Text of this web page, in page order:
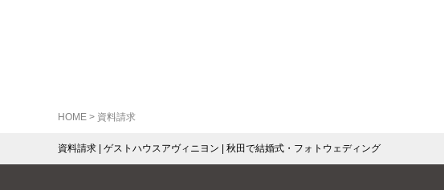
資料請求 | ゲストハウスアヴィニヨン | 秋田で結婚式・フォトウェディング
なお、お客様のブラウザは、プライバシ
※すべてのクッキーを拒否する設定を選
HOME > 資料請求